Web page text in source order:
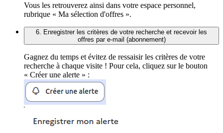
Vous les retrouverez ainsi dans votre espace personnel,
rubrique « Ma sélection d'offres ».
6. Enregistrer les critères de votre recherche et recevoir les
offres par e-mail (abonnement)
Gagnez du temps et évitez de ressaisir les critères de votre
recherche à chaque visite ! Pour cela, cliquez sur le bouton
« Créer une alerte » :